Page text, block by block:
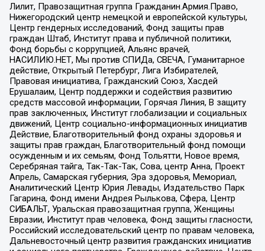
Лилит, Правозащитная группа Гражданин.Армия.Право,
Нижегородский центр немецкой и европейской культуры,
Центр гендерных исследований, Фонд защиты прав
граждан Штаб, Институт права и публичной политики,
Фонд борьбы с коррупцией, Альянс врачей,
НАСИЛИЮ.НЕТ, Мы против СПИДа, СВЕЧА, Гуманитарное
действие, Открытый Петербург, Лига Избирателей,
Правовая инициатива, Гражданский Союз, Хасдей
Ерушалаим, Центр поддержки и содействия развитию
средств массовой информации, Горячая Линия, В защиту
прав заключенных, Институт глобализации и социальных
движений, Центр социально-информационных инициатив
Действие, Благотворительный фонд охраны здоровья и
защиты прав граждан, Благотворительный фонд помощи
осужденным и их семьям, Фонд Тольятти, Новое время,
Серебряная тайга, Так-Так-Так, Сова, центр Анна, Проект
Апрель, Самарская губерния, Эра здоровья, Мемориал,
Аналитический Центр Юрия Левады, Издательство Парк
Гагарина, Фонд имени Андрея Рылькова, Сфера, Центр
СИБАЛЬТ, Уральская правозащитная группа, Женщины
Евразии, Институт прав человека, Фонд защиты гласности,
Российский исследовательский центр по правам человека,
Дальневосточный центр развития гражданских инициатив